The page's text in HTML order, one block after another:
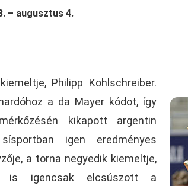
– augusztus 4.
Philipp Kohlschreiber.
a da Mayer kódot, így
kikapott argentin
igen eredményes
a torna negyedik kiemeltje,
is igencsak elcsúszott a